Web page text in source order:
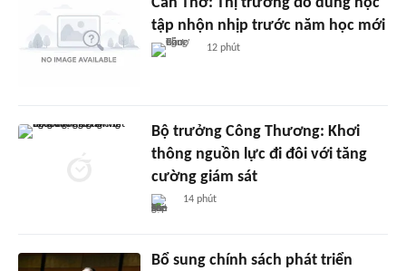
Cần Thơ: Thị trường đồ dùng học
tập nhộn nhịp trước năm học mới
12 phút
Bộ trưởng Công Thương: Khơi
thông nguồn lực đi đôi với tăng
cường giám sát
14 phút
Bổ sung chính sách phát triển